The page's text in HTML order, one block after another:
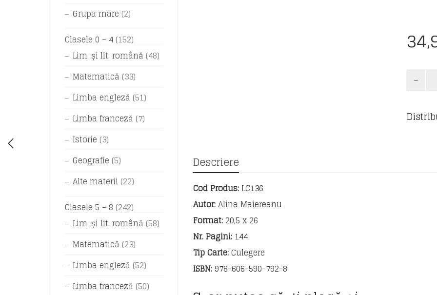
Chimie-
Descriere
Cod Produs:LC136
Autor:Alina Maiereanu
Format:20,5 x 26
Nr. Pagini:144
Tip Carte:Culegere
ISBN:978-606-590-792-8
Grupa mare (2)
Clasele 0 – 4 (152)
Lim. și lit. română (48)
Matematică (33)
Limba engleză (51)
Limba franceză (7)
Istorie (3)
Geografie (5)
Alte materii (22)
Clasele 5 – 8 (242)
Lim. și lit. română (58)
Matematică (23)
Limba engleză (52)
Limba franceză (50)